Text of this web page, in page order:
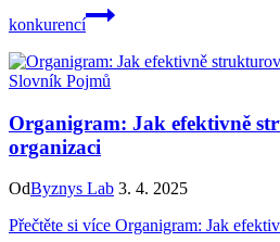
konkurencí
Slovník Pojmů
Organigram: Jak efektivně
organizaci
OdByznys Lab 3. 4. 2025
Přečtěte si více Organigram: Jak